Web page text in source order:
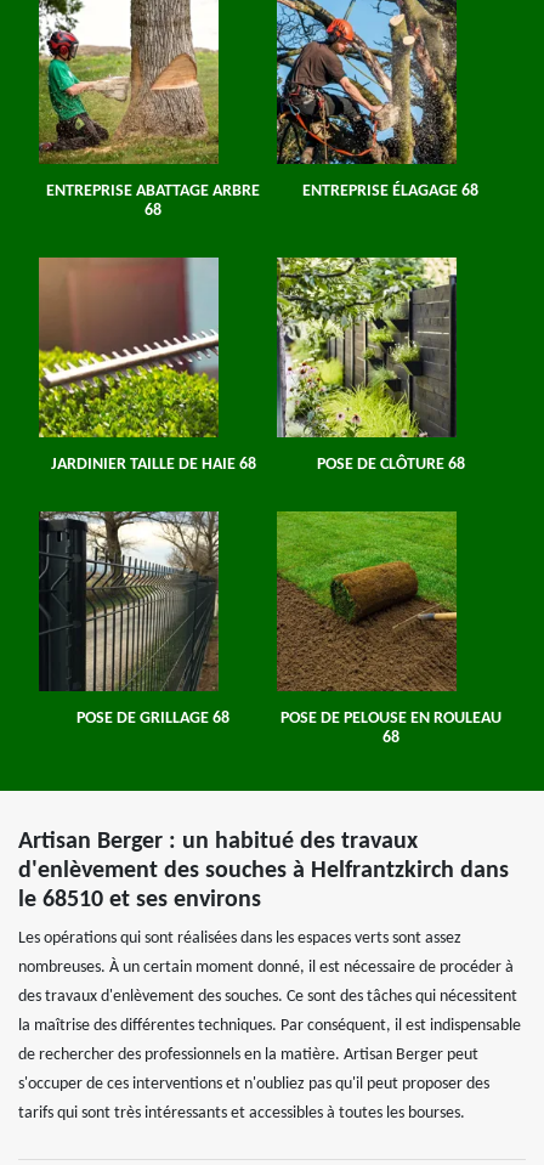
ENTREPRISE ABATTAGE ARBRE
68
ENTREPRISE ÉLAGAGE 68
JARDINIER TAILLE DE HAIE 68 POSE DE CLÔTURE 68
POSE DE GRILLAGE 68
POSE DE PELOUSE EN ROULEAU
68
Artisan Berger : un habitué des travaux
d'enlèvement des souches à Helfrantzkirch dans
le 68510 et ses environs
Les opérations qui sont réalisées dans les espaces verts sont assez
nombreuses. À un certain moment donné, il est nécessaire de procéder à
des travaux d'enlèvement des souches. Ce sont des tâches qui nécessitent
la maîtrise des différentes techniques. Par conséquent, il est indispensable
de rechercher des professionnels en la matière. Artisan Berger peut
s'occuper de ces interventions et n'oubliez pas qu'il peut proposer des
tarifs qui sont très intéressants et accessibles à toutes les bourses.